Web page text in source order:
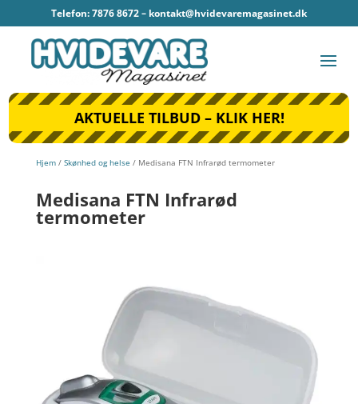
Telefon: 7876 8672 – kontakt@hvidevaremagasinet.dk
AKTUELLE TILBUD – KLIK HER!
Hjem/ Skønhed og helse / Medisana FTN Infrarød termometer
Medisana FTN Infrarød
termometer